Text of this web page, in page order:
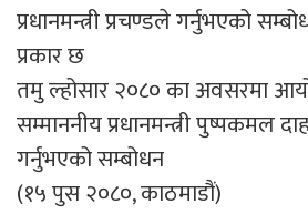
प्रधानमन्त्री प्रचण्डले गर्नुभएको
प्रकार छ
तमु ल्होसार २०८० का अवसरमा
सम्माननीय प्रधानमन्त्री पुष्पकमल
गर्नुभएको सम्बोधन
(१५ पुस २०८०, काठमाडौं)